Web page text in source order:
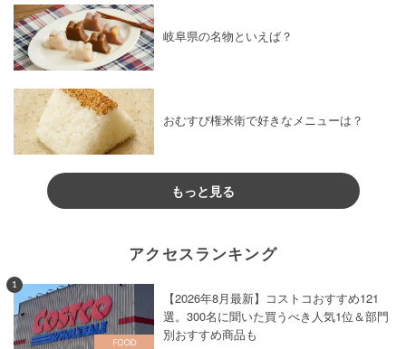
岐阜県の名物といえば？
おむすび権米衛で好きなメニューは？
もっと見る
アクセスランキング
1
【2026年8月最新】コストコおすすめ121
選。300名に聞いた買うべき人気1位＆部門
別おすすめ商品も